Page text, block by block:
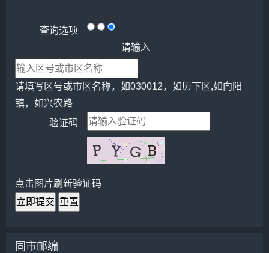
查询选项
请输入
请填写区号或市区名称，如030012，如历下区,如向阳
镇，如兴农路
验证码
点击图片刷新验证码
立即提交 重置
同市邮编